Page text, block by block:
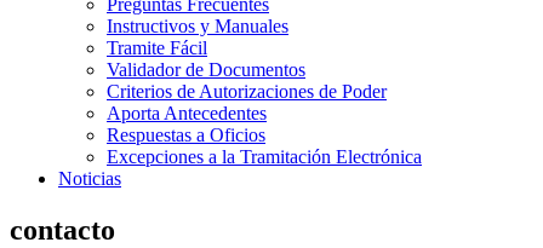
Preguntas Frecuentes
Instructivos y Manuales
Tramite Fácil
Validador de Documentos
Criterios de Autorizaciones de Poder
Aporta Antecedentes
Respuestas a Oficios
Excepciones a la Tramitación Electrónica
Noticias
contacto